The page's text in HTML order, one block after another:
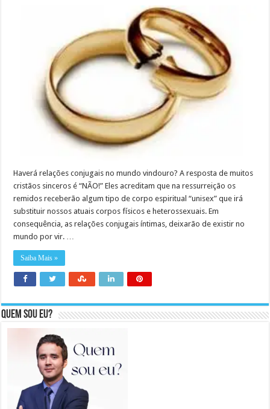
Haverá relações conjugais no mundo vindouro? A resposta de muitos
cristãos sinceros é “NÃO!” Eles acreditam que na ressurreição os
remidos receberão algum tipo de corpo espiritual “unisex” que irá
substituir nossos atuais corpos físicos e heterossexuais. Em
consequência, as relações conjugais íntimas, deixarão de existir no
mundo por vir. …
Saiba Mais »
Quem sou eu?